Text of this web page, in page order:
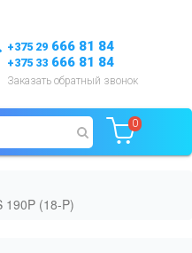
+375 29 666 81 84
+375 33 666 81 84
Заказать обратный звонок
0
190P (18-P)